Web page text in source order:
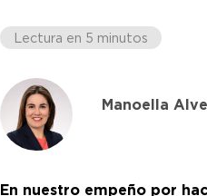
Lectura en 5 minutos
Manoella
En nuestro empeño por